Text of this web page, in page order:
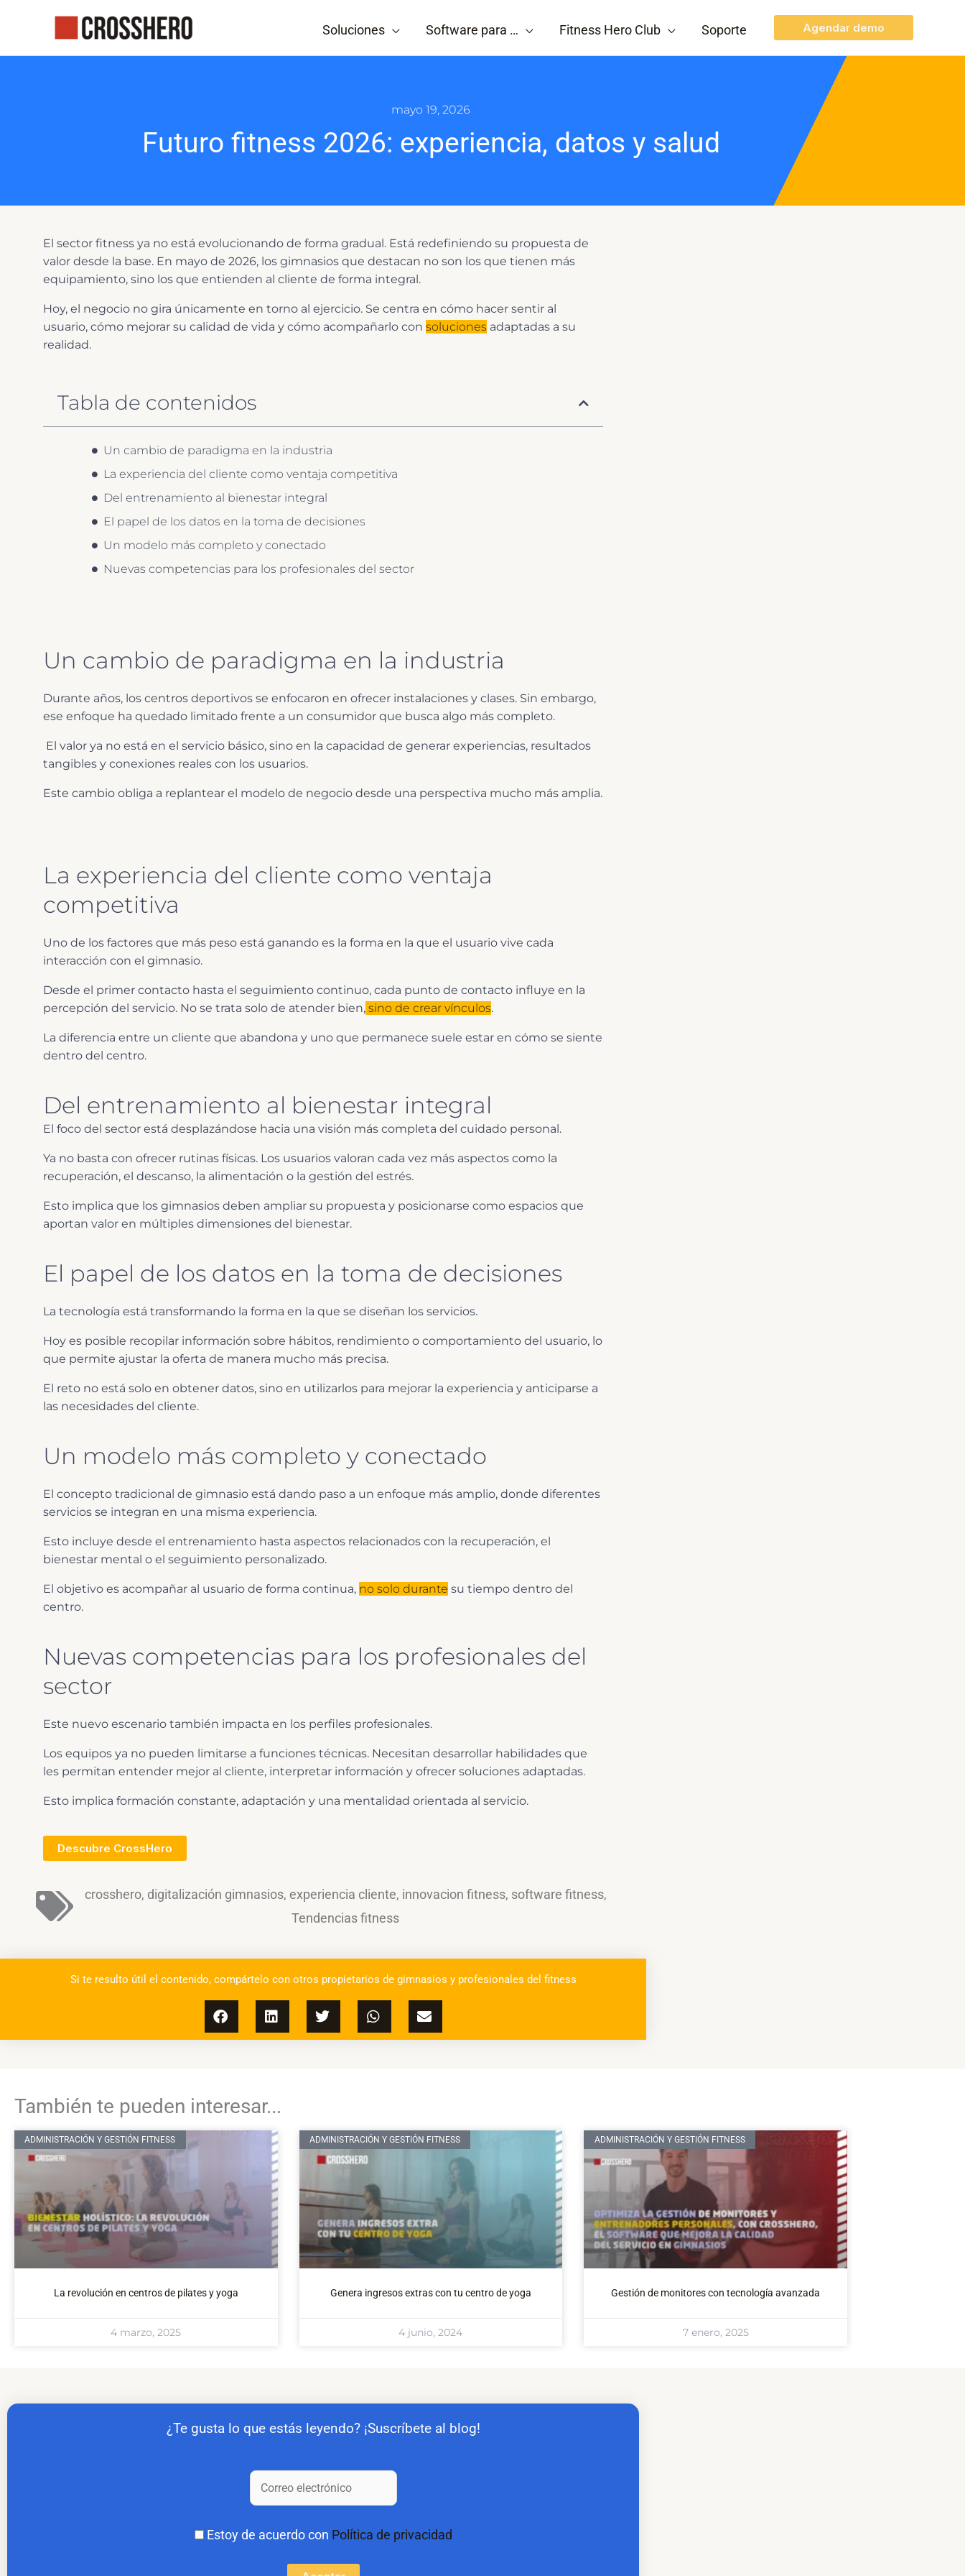
contenido
Soluciones Software para … Fitness Hero Club Soporte Agendar demo
mayo 19, 2026
Futuro fitness 2026: experiencia, datos y salud
El sector fitness ya no está evolucionando de forma gradual. Está redefiniendo su propuesta de
valor desde la base. En mayo de 2026, los gimnasios que destacan no son los que tienen más
equipamiento, sino los que entienden al cliente de forma integral.
Hoy, el negocio no gira únicamente en torno al ejercicio. Se centra en cómo hacer sentir al
usuario, cómo mejorar su calidad de vida y cómo acompañarlo con soluciones adaptadas a su
realidad.
Tabla de contenidos
Un cambio de paradigma en la industria
La experiencia del cliente como ventaja competitiva
Del entrenamiento al bienestar integral
El papel de los datos en la toma de decisiones
Un modelo más completo y conectado
Nuevas competencias para los profesionales del sector
Un cambio de paradigma en la industria
Durante años, los centros deportivos se enfocaron en ofrecer instalaciones y clases. Sin embargo,
ese enfoque ha quedado limitado frente a un consumidor que busca algo más completo.
El valor ya no está en el servicio básico, sino en la capacidad de generar experiencias, resultados
tangibles y conexiones reales con los usuarios.
Este cambio obliga a replantear el modelo de negocio desde una perspectiva mucho más amplia.
La experiencia del cliente como ventaja
competitiva
Uno de los factores que más peso está ganando es la forma en la que el usuario vive cada
interacción con el gimnasio.
Desde el primer contacto hasta el seguimiento continuo, cada punto de contacto influye en la
percepción del servicio. No se trata solo de atender bien, sino de crear vínculos.
La diferencia entre un cliente que abandona y uno que permanece suele estar en cómo se siente
dentro del centro.
Del entrenamiento al bienestar integral
El foco del sector está desplazándose hacia una visión más completa del cuidado personal.
Ya no basta con ofrecer rutinas físicas. Los usuarios valoran cada vez más aspectos como la
recuperación, el descanso, la alimentación o la gestión del estrés.
Esto implica que los gimnasios deben ampliar su propuesta y posicionarse como espacios que
aportan valor en múltiples dimensiones del bienestar.
El papel de los datos en la toma de decisiones
La tecnología está transformando la forma en la que se diseñan los servicios.
Hoy es posible recopilar información sobre hábitos, rendimiento o comportamiento del usuario, lo
que permite ajustar la oferta de manera mucho más precisa.
El reto no está solo en obtener datos, sino en utilizarlos para mejorar la experiencia y anticiparse a
las necesidades del cliente.
Un modelo más completo y conectado
El concepto tradicional de gimnasio está dando paso a un enfoque más amplio, donde diferentes
servicios se integran en una misma experiencia.
Esto incluye desde el entrenamiento hasta aspectos relacionados con la recuperación, el
bienestar mental o el seguimiento personalizado.
El objetivo es acompañar al usuario de forma continua, no solo durante su tiempo dentro del
centro.
Nuevas competencias para los profesionales del
sector
Este nuevo escenario también impacta en los perfiles profesionales.
Los equipos ya no pueden limitarse a funciones técnicas. Necesitan desarrollar habilidades que
les permitan entender mejor al cliente, interpretar información y ofrecer soluciones adaptadas.
Esto implica formación constante, adaptación y una mentalidad orientada al servicio.
Descubre CrossHero
crosshero, digitalización gimnasios, experiencia cliente, innovacion fitness, software fitness,
Tendencias fitness
Si te resulto útil el contenido, compártelo con otros propietarios de gimnasios y profesionales del fitness
También te pueden interesar...
ADMINISTRACIÓN Y GESTIÓN FITNESS
La revolución en centros de pilates y yoga
4 marzo, 2025
ADMINISTRACIÓN Y GESTIÓN FITNESS
Genera ingresos extras con tu centro de yoga
4 junio, 2024
ADMINISTRACIÓN Y GESTIÓN FITNESS
Gestión de monitores con tecnología avanzada
7 enero, 2025
¿Te gusta lo que estás leyendo? ¡Suscríbete al blog!
Estoy de acuerdo con Política de privacidad